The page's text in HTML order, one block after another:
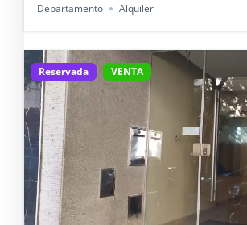
Departamento Alquiler
Reservada VENTA